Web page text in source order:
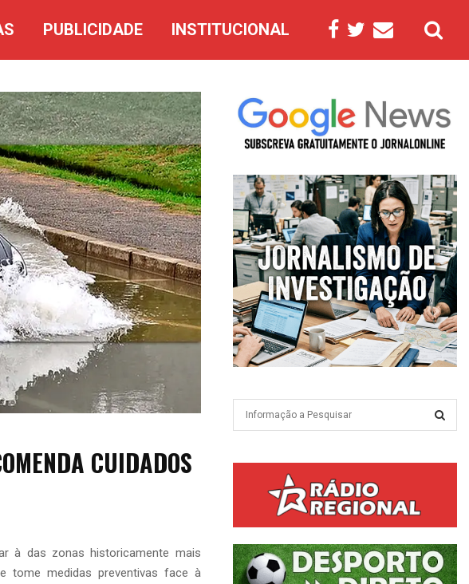
PUBLICIDADE INSTITUCIONAL
CUIDADOS
à das zonas historicamente mais
tome medidas preventivas face à
o
r
:
R
C